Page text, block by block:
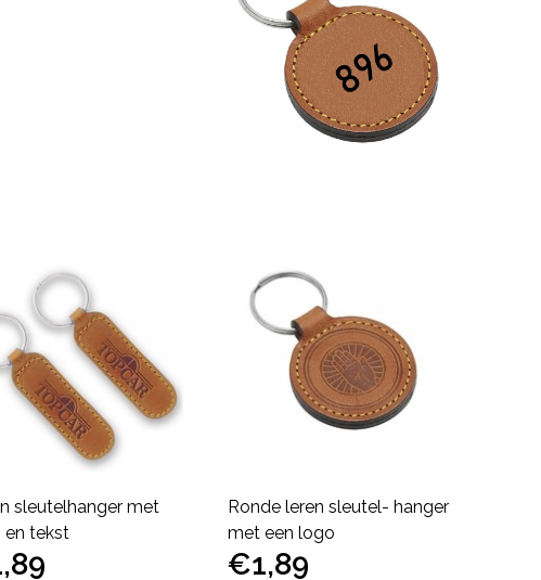
sleutelhanger met
en tekst
Ronde leren sleutel- hanger
met een logo
€1,89